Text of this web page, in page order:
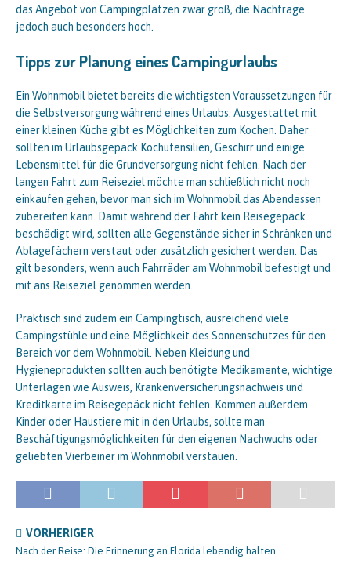
das Angebot von Campingplätzen zwar groß, die Nachfrage
jedoch auch besonders hoch.
Tipps zur Planung eines Campingurlaubs
Ein Wohnmobil bietet bereits die wichtigsten Voraussetzungen für
die Selbstversorgung während eines Urlaubs. Ausgestattet mit
einer kleinen Küche gibt es Möglichkeiten zum Kochen. Daher
sollten im Urlaubsgepäck Kochutensilien, Geschirr und einige
Lebensmittel für die Grundversorgung nicht fehlen. Nach der
langen Fahrt zum Reiseziel möchte man schließlich nicht noch
einkaufen gehen, bevor man sich im Wohnmobil das Abendessen
zubereiten kann. Damit während der Fahrt kein Reisegepäck
beschädigt wird, sollten alle Gegenstände sicher in Schränken und
Ablagefächern verstaut oder zusätzlich gesichert werden. Das
gilt besonders, wenn auch Fahrräder am Wohnmobil befestigt und
mit ans Reiseziel genommen werden.
Praktisch sind zudem ein Campingtisch, ausreichend viele
Campingstühle und eine Möglichkeit des Sonnenschutzes für den
Bereich vor dem Wohnmobil. Neben Kleidung und
Hygieneprodukten sollten auch benötigte Medikamente, wichtige
Unterlagen wie Ausweis, Krankenversicherungsnachweis und
Kreditkarte im Reisegepäck nicht fehlen. Kommen außerdem
Kinder oder Haustiere mit in den Urlaubs, sollte man
Beschäftigungsmöglichkeiten für den eigenen Nachwuchs oder
geliebten Vierbeiner im Wohnmobil verstauen.
VORHERIGER
Nach der Reise: Die Erinnerung an Florida lebendig halten